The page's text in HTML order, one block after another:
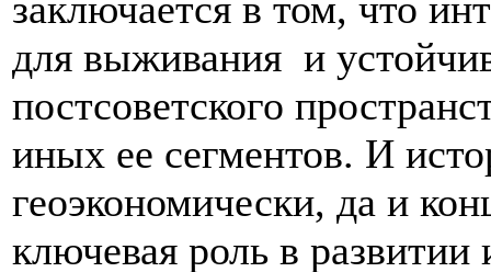
для выживания и
постсоветского
иных ее сегментов. И
геоэкономически, да и
ключевая роль в развитии